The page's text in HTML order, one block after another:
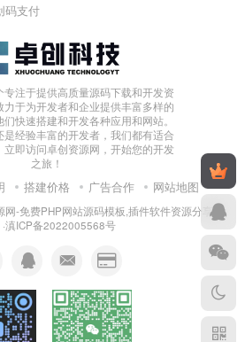
码支付
专注于提供高质量源码下载和开发资
力于为开发者和企业提供丰富多样的
快速搭建和开发各种应用和网站。
是经验丰富的开发者，我们都有适合
立即访问卓创资源网，开始您的开发
之旅！
搭建价格 广告合作 网站地图
网-免费PHP网站源码模板,插件软件资源分享平
·滇ICP备2022005568号